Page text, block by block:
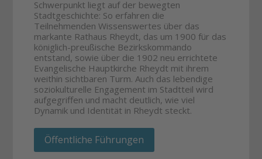
Schwerpunkt liegt auf der bewegten
Stadtgeschichte: So erfahren die
Teilnehmenden Wissenswertes über das
markante Rathaus Rheydt, das um 1900 für das
königlich-preußische Bezirkskommando
entstand, sowie über die 1902 neu errichtete
Evangelische Hauptkirche Rheydt mit ihrem
weithin sichtbaren Turm. Auch das lebendige
soziokulturelle Engagement im Stadtteil wird
aufgegriffen und macht deutlich, wie viel
Dynamik und Identität in Rheydt steckt.
Öffentliche Führungen